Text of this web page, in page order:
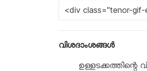
വിശദാംശങ്ങൾ
ഉള്ളടക്കത്തിന്റെ